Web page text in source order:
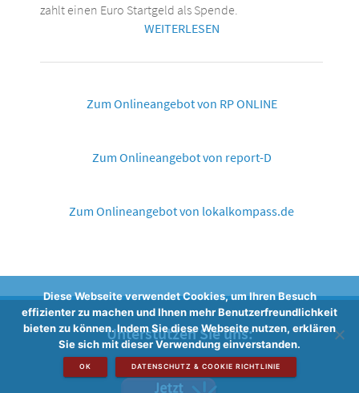
zahlt einen Euro Startgeld als Spende.
WEITERLESEN
Zum Onlineangebot von RP ONLINE
Zum Onlineangebot von report-D
Zum Onlineangebot von lokalkompass.de
Unterstützen Sie uns:
Diese Webseite verwendet Cookies, um Ihren Besuch
effizienter zu machen und Ihnen mehr Benutzerfreundlichkeit
bieten zu können. Indem Sie diese Webseite nutzen, erklären
Sie sich mit dieser Verwendung einverstanden.
OK DATENSCHUTZ & COOKIE RICHTLINIE